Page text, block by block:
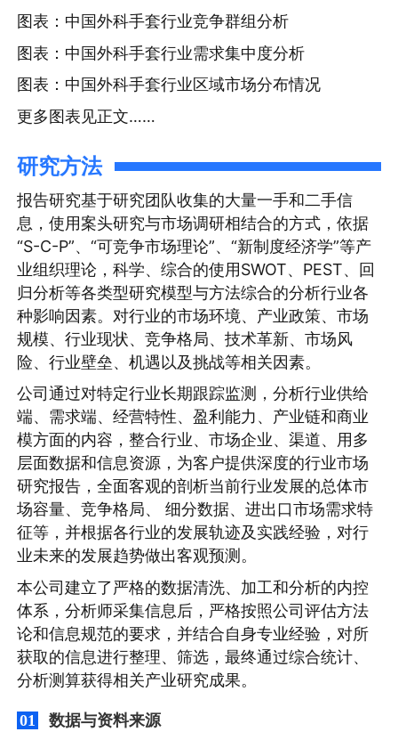
图表：中国外科手套行业竞争群组分析
图表：中国外科手套行业需求集中度分析
图表：中国外科手套行业区域市场分布情况
更多图表见正文……
研究方法
报告研究基于研究团队收集的大量一手和二手信
息，使用案头研究与市场调研相结合的方式，依据
“S-C-P”、“可竞争市场理论”、“新制度经济学”等产
业组织理论，科学、综合的使用SWOT、PEST、回
归分析等各类型研究模型与方法综合的分析行业各
种影响因素。对行业的市场环境、产业政策、市场
规模、行业现状、竞争格局、技术革新、市场风
险、行业壁垒、机遇以及挑战等相关因素。
公司通过对特定行业长期跟踪监测，分析行业供给
端、需求端、经营特性、盈利能力、产业链和商业
模方面的内容，整合行业、市场企业、渠道、用多
层面数据和信息资源，为客户提供深度的行业市场
研究报告，全面客观的剖析当前行业发展的总体市
场容量、竞争格局、 细分数据、进出口市场需求特
征等，并根据各行业的发展轨迹及实践经验，对行
业未来的发展趋势做出客观预测。
本公司建立了严格的数据清洗、加工和分析的内控
体系，分析师采集信息后，严格按照公司评估方法
论和信息规范的要求，并结合自身专业经验，对所
获取的信息进行整理、筛选，最终通过综合统计、
分析测算获得相关产业研究成果。
01 数据与资料来源